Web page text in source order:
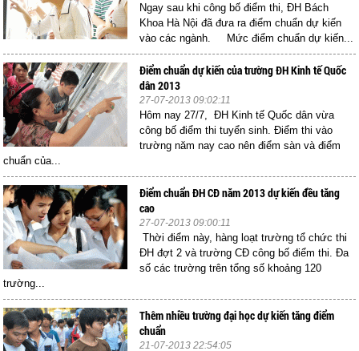
Ngay sau khi công bố điểm thi, ĐH Bách
Khoa Hà Nội đã đưa ra điểm chuẩn dự kiến
vào các ngành. Mức điểm chuẩn dự kiến...
Điểm chuẩn dự kiến của trường ĐH Kinh tế Quốc
dân 2013
27-07-2013 09:02:11
Hôm nay 27/7, ĐH Kinh tế Quốc dân vừa
công bố điểm thi tuyển sinh. Điểm thi vào
trường năm nay cao nên điểm sàn và điểm
chuẩn của...
Điểm chuẩn ĐH CĐ năm 2013 dự kiến đều tăng
cao
27-07-2013 09:00:11
Thời điểm này, hàng loạt trường tổ chức thi
ĐH đợt 2 và trường CĐ công bố điểm thi. Đa
số các trường trên tổng số khoảng 120
trường...
Thêm nhiều trường đại học dự kiến tăng điểm
chuẩn
21-07-2013 22:54:05